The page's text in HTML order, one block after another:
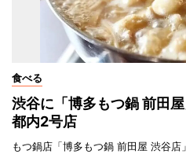
食べる
渋谷に「博多もつ鍋 前田
都内2号店
もつ鍋店「博多もつ鍋 前田屋 渋谷